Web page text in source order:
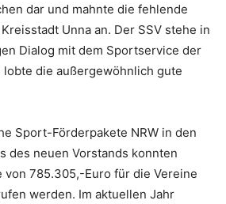
dar und mahnte die fehlende
Unna an. Der SSV stehe in
Dialog mit dem Sportservice der
lobte die außergewöhnlich gute
Sport-Förderpakete NRW in den
des neuen Vorstands konnten
von 785.305,-Euro für die Vereine
werden. Im aktuellen Jahr